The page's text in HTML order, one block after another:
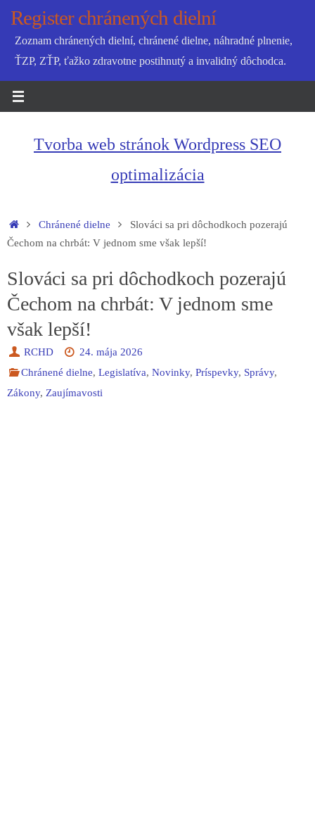
SkipRegister chránených dielní
Zoznam chránených dielní, chránené dielne, náhradné plnenie,
ŤZP, ZŤP, ťažko zdravotne postihnutý a invalidný dôchodca.
Tvorba web stránok Wordpress SEO
optimalizácia
HomeChránené dielne
Slováci sa pri dôchodkoch pozerajú
Čechom na chrbát: V jednom sme však lepší!
Slováci sa pri dôchodkoch pozerajú
Čechom na chrbát: V jednom sme
však lepší!
RCHD
24. mája 2026
Chránené dielne,Legislatíva,Novinky,Príspevky, Správy,
Zákony, Zaujímavosti